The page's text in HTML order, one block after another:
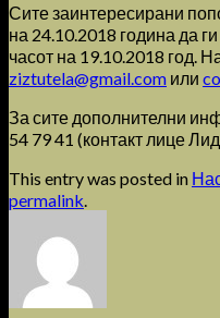
Сите заинтересирани
на 24.10.2018 година да
часот на 19.10.2018 год.
ziztutela@gmail.com или
За сите дополнителни
54 79 41 (контакт лице
This entry was posted in
permalink.